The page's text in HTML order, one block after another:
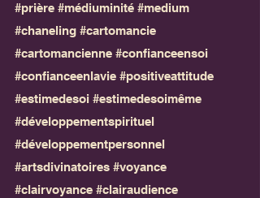
#prière #médiuminité #medium
#chaneling #cartomancie
#cartomancienne #confianceensoi
#confianceenlavie #positiveattitude
#estimedesoi #estimedesoimême
#développementspirituel
#développementpersonnel
#artsdivinatoires #voyance
#clairvoyance #clairaudience